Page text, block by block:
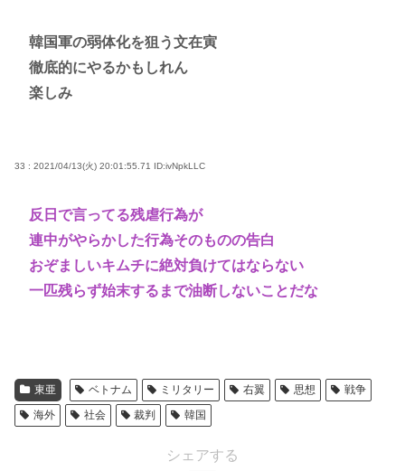
韓国軍の弱体化を狙う文在寅
徹底的にやるかもしれん
楽しみ
33 : 2021/04/13(火) 20:01:55.71 ID:ivNpkLLC
反日で言ってる残虐行為が
連中がやらかした行為そのものの告白
おぞましいキムチに絶対負けてはならない
一匹残らず始末するまで油断しないことだな
東亜 ベトナム ミリタリー 右翼 思想
戦争
海外
社会 裁判 韓国
シェアする